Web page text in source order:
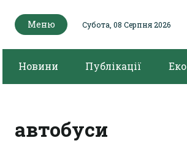
Меню Субота, 08 Серпня 2026
Новини Публікації Еко
автобуси